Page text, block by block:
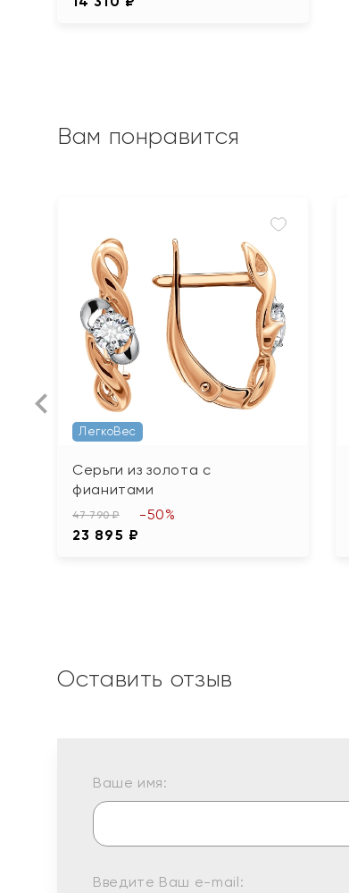
Вам понравится
ЛегкоВес
Серьги из золота с
фианитами
47 790 ₽
23 895 ₽
-50%
Оставить отзыв
Ваше имя:
Введите Ваш e-mail: